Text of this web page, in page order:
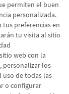
permiten el buen
personalizada.
tus preferencias en
tu visita al sitio
web con la
personalizar los
uso de todas las
o configurar